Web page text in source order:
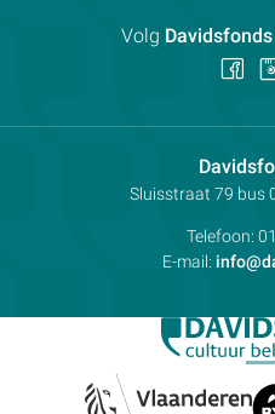
Adres:
Sluisstraat 79 bus
Telefoon:
E-mail:
Volg Davidsfonds